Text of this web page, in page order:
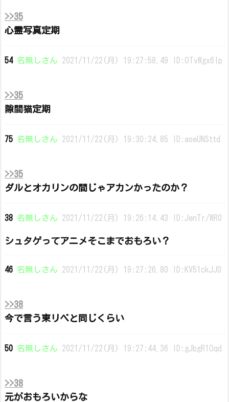
>>35
心霊写真定期
54 名無しさん 2021/11/22(月) 19:27:58.49 ID:OTvWgx6Ip
>>35
隙間猫定期
75 名無しさん 2021/11/22(月) 19:30:24.85 ID:aoeUNSttd
>>35
ダルとオカリンの間じゃアカンかったのか？
38 名無しさん 2021/11/22(月) 19:26:14.43 ID:JenTr/WR0
シュタゲってアニメそこまでおもろい？
46 名無しさん 2021/11/22(月) 19:27:26.80 ID:KV51ckJJ0
>>38
今で言う東リベと同じくらい
50 名無しさん 2021/11/22(月) 19:27:44.36 ID:gJbgR1Oqd
>>38
元がおもろいからな